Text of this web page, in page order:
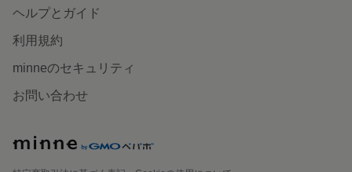
ヘルプとガイド
利用規約
minneのセキュリティ
お問い合わせ